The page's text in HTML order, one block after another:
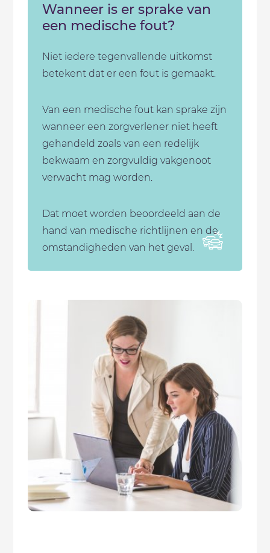
Wanneer is er sprake van
een medische fout?
Niet iedere tegenvallende uitkomst
betekent dat er een fout is gemaakt.
Van een medische fout kan sprake zijn
wanneer een zorgverlener niet heeft
gehandeld zoals van een redelijk
bekwaam en zorgvuldig vakgenoot
verwacht mag worden.
Dat moet worden beoordeeld aan de
hand van medische richtlijnen en de
omstandigheden van het geval.